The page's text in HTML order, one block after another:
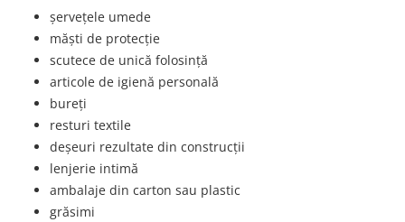
şerveţele umede
măşti de protecţie
scutece de unică folosinţă
articole de igienă personală
bureți
resturi textile
deșeuri rezultate din construcții
lenjerie intimă
ambalaje din carton sau plastic
grăsimi